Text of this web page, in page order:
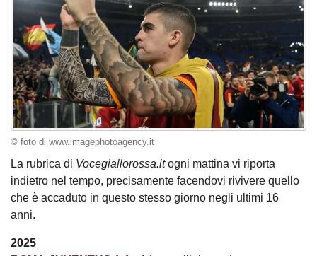
© foto di www.imagephotoagency.it
La rubrica di Vocegiallorossa.itogni mattina vi riporta
indietro nel tempo, precisamente facendovi rivivere quello
che è accaduto in questo stesso giorno negli ultimi 16
anni.
2025